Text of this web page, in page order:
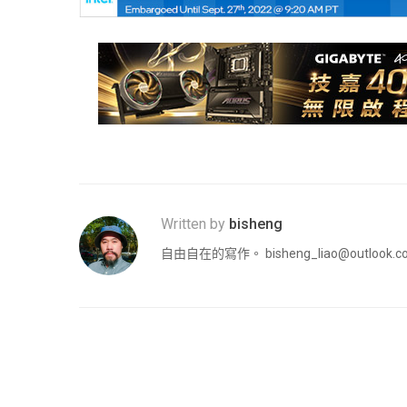
Written by bisheng
自由自在的寫作。